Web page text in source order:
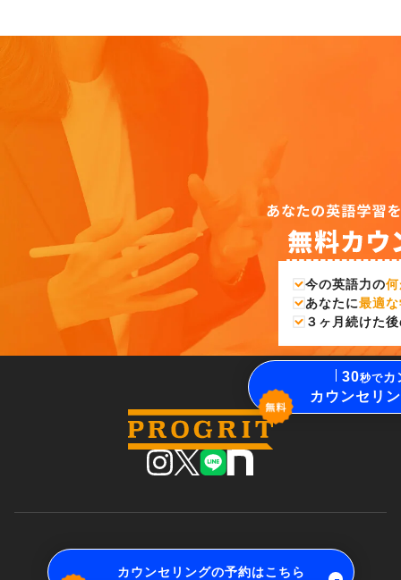
今の英語力の
あなたに最適な
３ヶ月続けた
30秒でカ
カウンセリ
カウンセリングの予約はこちら